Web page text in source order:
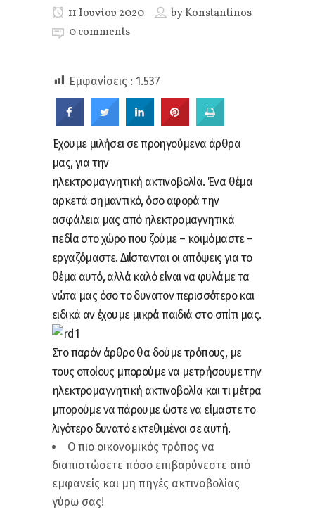
11 Ιουνίου 2020 byKonstantinos
0 comments
Εμφανίσεις : 1.537
Έχουμε μιλήσει σε προηγούμενα άρθρα
μας, για την
ηλεκτρομαγνητική ακτινοβολία. Ένα θέμα
αρκετά σημαντικό, όσο αφορά την
ασφάλεια μας από ηλεκτρομαγνητικά
πεδία στο χώρο που ζούμε – κοιμόμαστε –
εργαζόμαστε. Διίστανται οι απόψεις για το
θέμα αυτό, αλλά καλό είναι να φυλάμε τα
νώτα μας όσο το δυνατον περισσότερο και
ειδικά αν έχουμε μικρά παιδιά στο σπίτι μας.
Στο παρόν άρθρο θα δούμε τρόπους, με
τους οποίους μπορούμε να μετρήσουμε την
ηλεκτρομαγνητική ακτινοβολία και τι μέτρα
μπορούμε να πάρουμε ώστε να είμαστε το
λιγότερο δυνατό εκτεθιμένοι σε αυτή.
Ο πιο οικονομικός τρόπος να
διαπιστώσετε πόσο επιβαρύνεστε από
εμφανείς και μη πηγές ακτινοβολίας
γύρω σας!